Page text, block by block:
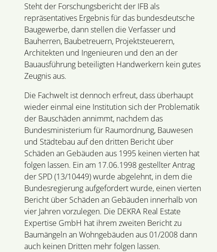
Steht der Forschungsbericht der IFB als
repräsentatives Ergebnis für das bundesdeutsche
Baugewerbe, dann stellen die Verfasser und
Bauherren, Baubetreuern, Projektsteuerern,
Architekten und Ingenieuren und den an der
Bauausführung beteiligten Handwerkern kein gutes
Zeugnis aus.
Die Fachwelt ist dennoch erfreut, dass überhaupt
wieder einmal eine Institution sich der Problematik
der Bauschäden annimmt, nachdem das
Bundesministerium für Raumordnung, Bauwesen
und Städtebau auf den dritten Bericht über
Schäden an Gebäuden aus 1995 keinen vierten hat
folgen lassen. Ein am 17.06.1998 gestellter Antrag
der SPD (13/10449) wurde abgelehnt, in dem die
Bundesregierung aufgefordert wurde, einen vierten
Bericht über Schäden an Gebäuden innerhalb von
vier Jahren vorzulegen. Die DEKRA Real Estate
Expertise GmbH hat ihrem zweiten Bericht zu
Baumängeln an Wohngebäuden aus 01/2008 dann
auch keinen Dritten mehr folgen lassen.